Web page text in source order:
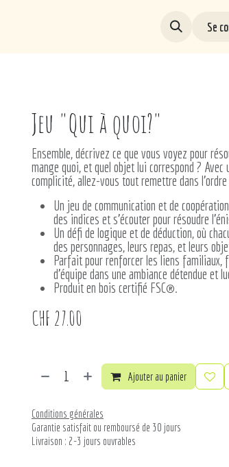
Se
Jeu "Qui à quoi?"
Ensemble, décrivez ce que vous voyez pour
mange quoi, et quel objet lui correspond ? Avec
complicité, allez-vous tout remettre dans l'ordre
Un jeu de communication et de
des indices et s'écouter pour résoudre
Un défi de logique et de déduction, où
des personnages, leurs repas, et leurs
Parfait pour renforcer les liens familiaux,
d’équipe dans une ambiance détendue et
Produit en bois certifié FSC®.
CHF 27.00
Ajouter au panier
Conditions générales
Garantie satisfait ou remboursé de 30 jours
Livraison : 2-3 jours ouvrables